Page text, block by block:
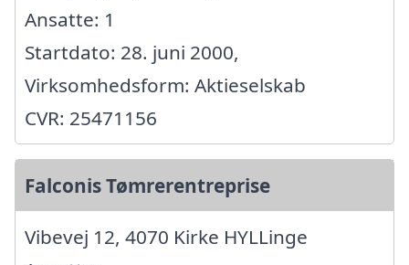
Ansatte: 1
Startdato: 28. juni 2000,
Virksomhedsform: Aktieselskab
CVR: 25471156
Falconis Tømrerentreprise
Vibevej 12, 4070 Kirke HYLLinge